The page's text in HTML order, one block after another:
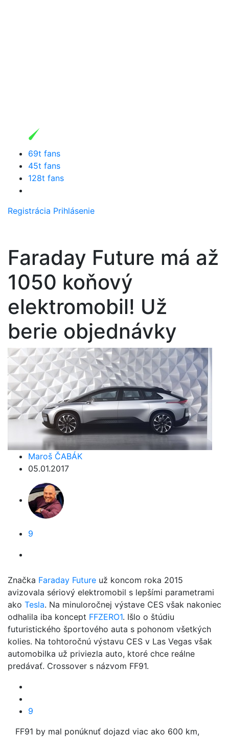
69t fans
45t fans
128t fans
Registrácia Prihlásenie
Faraday Future má až
1050 koňový
elektromobil! Už
berie objednávky
Maroš ČABÁK
05.01.2017
9
Značka Faraday Future už koncom roka 2015
avizovala sériový elektromobil s lepšími parametrami
ako Tesla. Na minuloročnej výstave CES však nakoniec
odhalila iba koncept FFZERO1. Išlo o štúdiu
futuristického športového auta s pohonom všetkých
kolies. Na tohtoročnú výstavu CES v Las Vegas však
automobilka už priviezla auto, ktoré chce reálne
predávať. Crossover s názvom FF91.
9
FF91 by mal ponúknuť dojazd viac ako 600 km,